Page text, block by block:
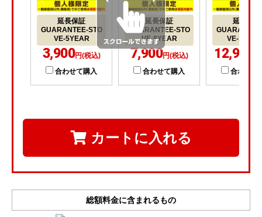
延長保証
GUARANTEE-STO
VE-5YEAR
3,900円(税込)
合わせて購入
延長保証
GUARANTEE-STO
VE-8YEAR
7,900円(税込)
合わせて購入
延長保証
VE-
12,900
合わせて
カートに入れる
総額料金に含まれるもの